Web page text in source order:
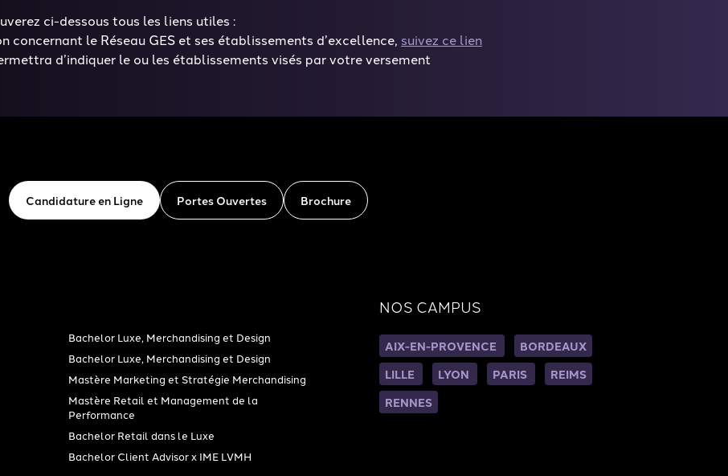
ci-dessous tous les liens utiles :
le Réseau GES et ses établissements d’excellence, suivez ce lien
d’indiquer le ou les établissements visés par votre versement
Candidature en Ligne Portes Ouvertes Brochure
Bachelor Luxe, Merchandising et Design
Bachelor Luxe, Merchandising et Design
Mastère Marketing et Stratégie Merchandising
Mastère Retail et Management de la
Performance
Bachelor Retail dans le Luxe
Bachelor Client Advisor x IME LVMH
NOS CAMPUS
AIX-EN-PROVENCE
BORDEAUX
LILLE
LYON PARIS
REIMS
RENNES